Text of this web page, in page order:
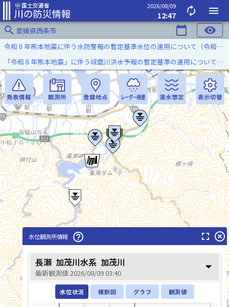
2026/08/09
12:47 autorenew
menu
search 愛媛県西条市 calendar_today visibility
令和８年熊本地震に伴う水防警報の暫定基準水位の運用について（令和８年８月７日）
「令和８年熊本地震」に伴う球磨川洪水予報の暫定基準の運用について（令和８年８月５日）
水位観測所情報 help_outline fullscreen highlight_off
長瀬 加茂川水系 加茂川
最新観測値 2026/08/09 03:40 arrow_drop_down
水位状況 横断図 グラフ 観測値